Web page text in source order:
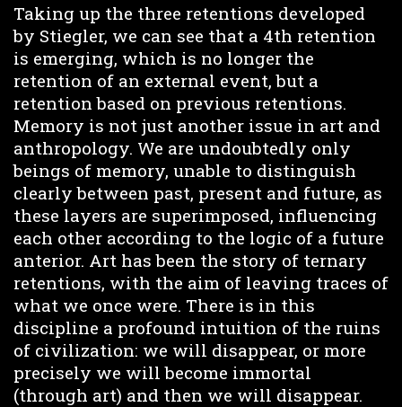
Taking up the three retentions developed
by Stiegler, we can see that a 4th retention
is emerging, which is no longer the
retention of an external event, but a
retention based on previous retentions.
Memory is not just another issue in art and
anthropology. We are undoubtedly only
beings of memory, unable to distinguish
clearly between past, present and future, as
these layers are superimposed, influencing
each other according to the logic of a future
anterior. Art has been the story of ternary
retentions, with the aim of leaving traces of
what we once were. There is in this
discipline a profound intuition of the ruins
of civilization: we will disappear, or more
precisely we will become immortal
(through art) and then we will disappear.